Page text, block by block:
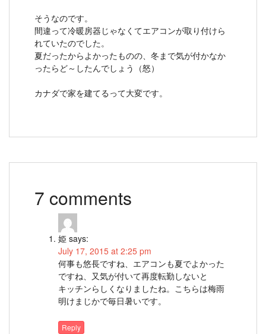
そうなのです。
間違って冷暖房器じゃなくてエアコンが取り付けら
れていたのでした。
夏だったからよかったものの、冬まで気が付かなか
ったらど～したんでしょう（怒）
カナダで家を建てるって大変です。
7 comments
姫 says:
July 17, 2015 at 2:25 pm
何事も悠長ですね、エアコンも夏でよかった
ですね、又気が付いて再度転勤しないと
キッチンらしくなりましたね。こちらは梅雨
明けまじかで毎日暑いです。
Reply